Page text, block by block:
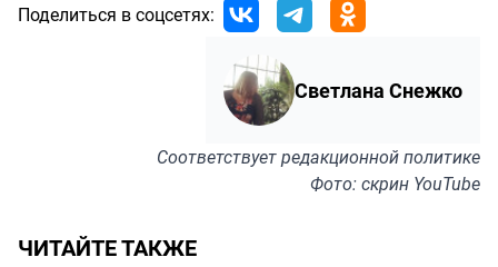
Поделиться в соцсетях:
Светлана Снежко
Соответствуетредакционной политике
Фото: скрин YouTube
ЧИТАЙТЕ ТАКЖЕ